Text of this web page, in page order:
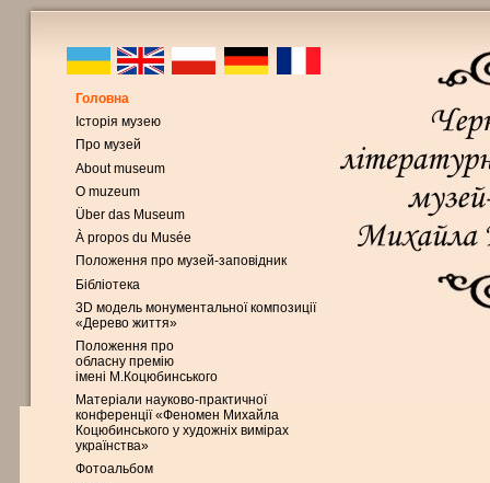
Головна
Історія музею
Про музей
About museum
O muzeum
Über das Museum
À propos du Musée
Положення про музей-заповідник
Бібліотека
3D модель монументальної композиції
«Дерево життя»
Положення про
обласну премію
імені М.Коцюбинського
Матеріали науково-практичної
конференції «Феномен Михайла
Коцюбинського у художніх вимірах
українства»
Фотоальбом